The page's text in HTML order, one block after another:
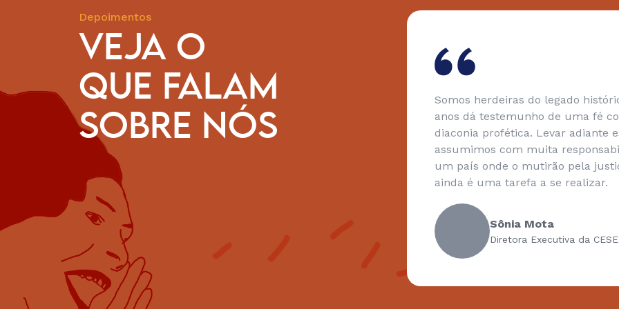
Depoimentos
VEJA O
QUE FALAM
SOBRE NÓS
é a marca do ecumenismo na defesa de direitos. É serviço aos
populares nas lutas por justiça. Parabéns à Diretoria e
CESE pela persistência e compromisso, sempre renovado
cinquenta anos, de preservação da memória histórica na defesa
em nosso país.
Eliana Rolemberg
Representante da CESE no Comitê Facilitador da
Plataforma MROSC e Ex-Diretora Executiva da
organização
Somos herdeiras do legado
anos dá testemunho de uma fé
diaconia profética. Levar adiante
assumimos com muita
um país onde o mutirão pela
ainda é uma tarefa a se realizar.
Sônia Mota
Diretora Executiva da CESE